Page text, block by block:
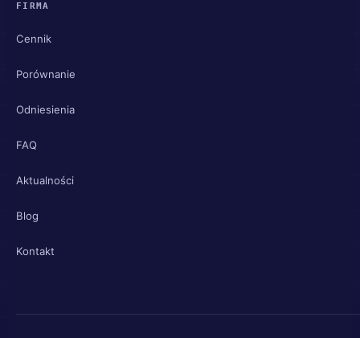
FIRMA
Cennik
Porównanie
Odniesienia
FAQ
Aktualności
Blog
Kontakt